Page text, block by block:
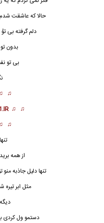
حالا که عاشقت
دلم گرفته بی
بدون
بی تو
♫
♫ ♫
♫
از همه
تنها دلیل جاذبه منو
مثل ابر
دستمو ول کردی